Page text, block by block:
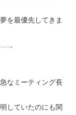
を最優先してきま
。
なミーティング長
していたのにも関